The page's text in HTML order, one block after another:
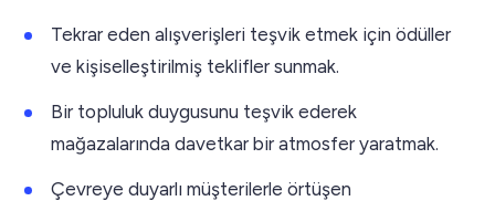
Tekrar eden alışverişleri teşvik etmek için ödüller
ve kişiselleştirilmiş teklifler sunmak.
Bir topluluk duygusunu teşvik ederek
mağazalarında davetkar bir atmosfer yaratmak.
Çevreye duyarlı müşterilerle örtüşen